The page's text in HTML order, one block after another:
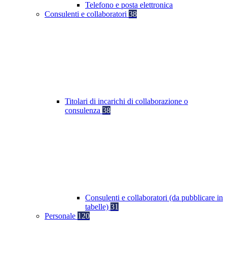
Telefono e posta elettronica
Consulenti e collaboratori 38
Titolari di incarichi di collaborazione o
consulenza 38
Consulenti e collaboratori (da pubblicare in
tabelle) 31
Personale 120